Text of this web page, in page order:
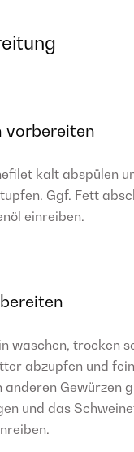
vorbereiten
kalt abspülen
Ggf. Fett
einreiben.
waschen, trocken
abzupfen und
anderen Gewürzen
und das